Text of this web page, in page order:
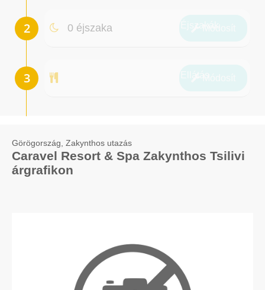
0 éjszaka
Görögország, Zakynthos utazás
Caravel Resort & Spa Zakynthos Tsilivi
árgrafikon